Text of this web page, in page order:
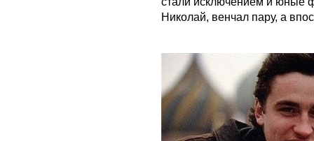
Николай, венчал пару, а